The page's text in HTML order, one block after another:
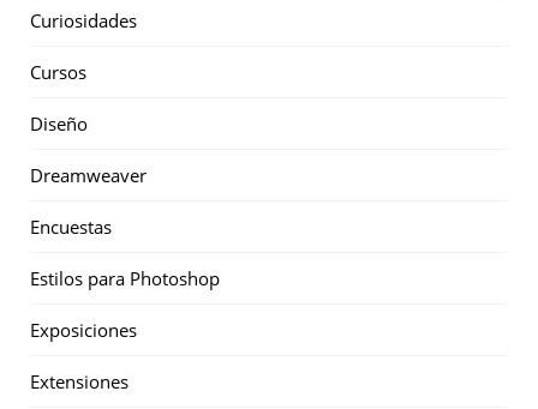
Curiosidades
Cursos
Diseño
Dreamweaver
Encuestas
Estilos para Photoshop
Exposiciones
Extensiones